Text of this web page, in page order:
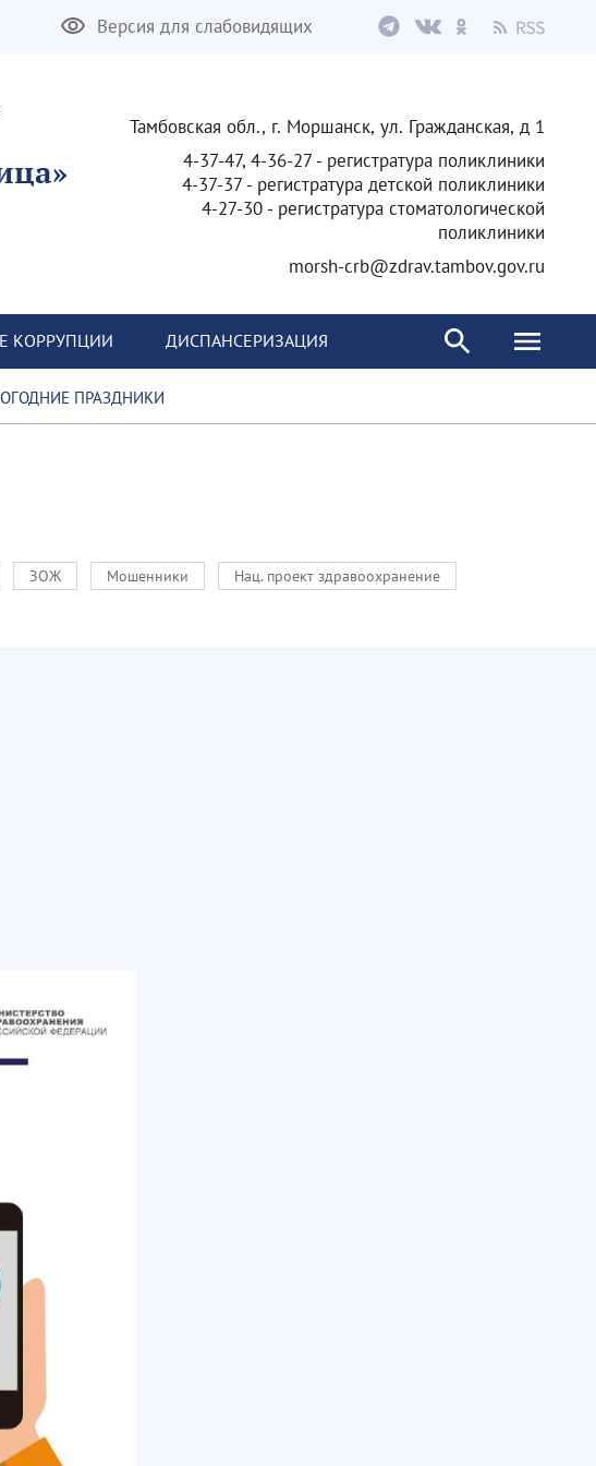
Версия для слабовидящих
Тамбовская обл., г. Моршанск, ул. Гражданская, д 1
4-37-47, 4-36-27 - регистратура поликлиники
4-37-37 - регистратура детской поликлиники
4-27-30 - регистратура стоматологической
поликлиники
morsh-crb@zdrav.tambov.gov.ru
КОРРУПЦИИ ДИСПАНСЕРИЗАЦИЯ
ПРАЗДНИКИ
ЗОЖ Мошенники
Нац. проект здравоохранение